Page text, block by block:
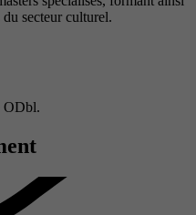
secteur culturel.
ODbl.